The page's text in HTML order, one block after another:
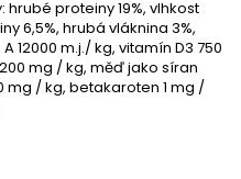
proteiny 19%, vlhkost
6,5%, hrubá vláknina 3%,
12000 m.j./ kg, vitamín D3 750
mg / kg, měď jako síran
mg / kg, betakaroten 1 mg /